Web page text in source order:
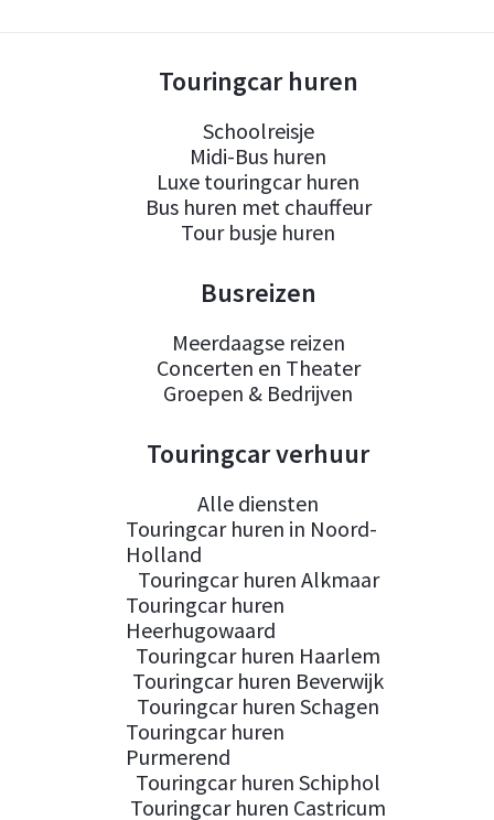
Touringcar huren
Schoolreisje
Midi-Bus huren
Luxe touringcar huren
Bus huren met chauffeur
Tour busje huren
Busreizen
Meerdaagse reizen
Concerten en Theater
Groepen & Bedrijven
Touringcar verhuur
Alle diensten
Touringcar huren in Noord-
Holland
Touringcar huren Alkmaar
Touringcar huren
Heerhugowaard
Touringcar huren Haarlem
Touringcar huren Beverwijk
Touringcar huren Schagen
Touringcar huren
Purmerend
Touringcar huren Schiphol
Touringcar huren Castricum